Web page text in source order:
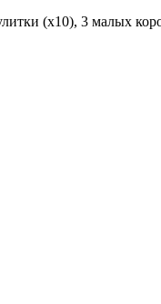
(х10), 3 малых